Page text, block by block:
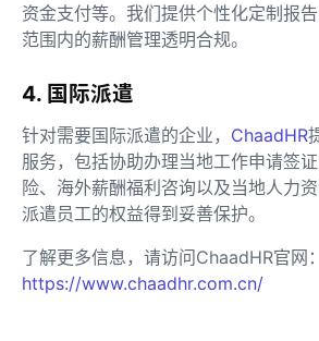
资金支付等。我们提供个性化定制报
范围内的薪酬管理透明合规。
4. 国际派遣
针对需要国际派遣的企业， ChaadHR
服务，包括协助办理当地工作申请签
险、海外薪酬福利咨询以及当地人力
派遣员工的权益得到妥善保护。
了解更多信息，请访问ChaadHR官网：
https://www.chaadhr.com.cn/